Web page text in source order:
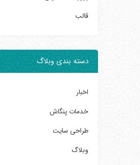
قالب
دسته بندی وبلاگ
اخبار
خدمات پنگاش
طراحی سایت
وبلاگ